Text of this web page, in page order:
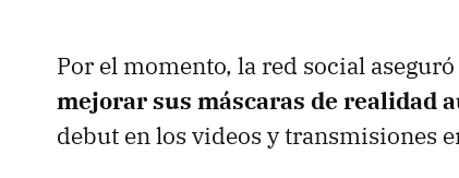
Por el momento, la red social
mejorar sus máscaras de realidad
debut en los videos y transmisiones